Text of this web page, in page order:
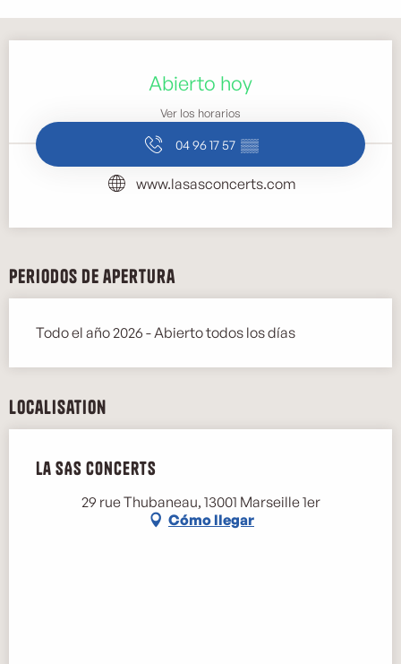
Abierto hoy
Ver los horarios
04 96 17 57 ▒▒
www.lasasconcerts.com
Periodos de apertura
Todo el año 2026 - Abierto todos los días
Localisation
La SAS Concerts
29 rue Thubaneau, 13001 Marseille 1er
Cómo llegar